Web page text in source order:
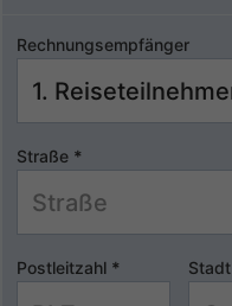
Rechnungsempfänger
Straße *
Postleitzahl * Stadt